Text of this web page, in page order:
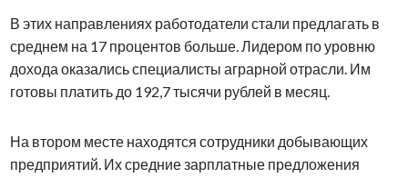
В этих направлениях работодатели стали предлагать в
среднем на 17 процентов больше. Лидером по уровню
дохода оказались специалисты аграрной отрасли. Им
готовы платить до 192,7 тысячи рублей в месяц.
На втором месте находятся сотрудники добывающих
предприятий. Их средние зарплатные предложения